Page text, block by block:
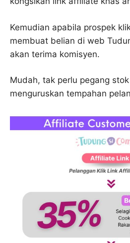
Kemudian apabila prospek
membuat belian di web
akan terima komisyen.
Mudah, tak perlu pegang
menguruskan tempahan